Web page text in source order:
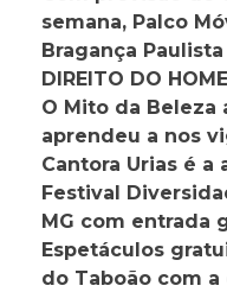
semana, Palco
Bragança
DIREITO DO
O Mito da Beleza
aprendeu a nos
Cantora Urias é a
Festival
MG com entrada
Espetáculos
do Taboão com a